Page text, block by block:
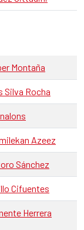
Montaña
Silva Rocha
Azeez
Sánchez
Cifuentes
Herrera